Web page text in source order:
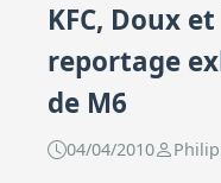
KFC, Doux
reportage
de M6
04/04/2010